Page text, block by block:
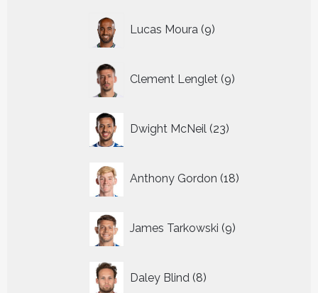
Lucas Moura 9
producten
Clement Lenglet 9
producten
Dwight McNeil 23
producten
Anthony Gordon 18
producten
James Tarkowski 9
producten
Daley Blind 8
producten